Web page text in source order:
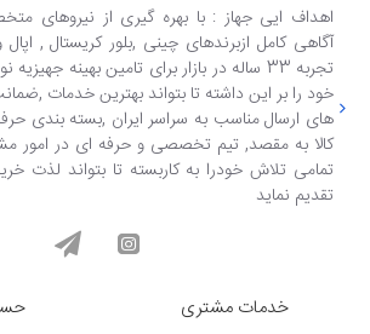
اهداف ایی جهاز : با بهره گیری از نیروهای
آگاهی کامل ازبرندهای چینی ,بلور کریستال ,
تجربه 33 ساله در بازار برای تامین بهینه
خود را بر این داشته تا بتواند بهترین خدمات
های ارسال مناسب به سراسر ایران ,بسته بندی
کالا به مقصد, تیم تخصصی و حرفه ای در امور
تمامی تلاش خودرا به کاربسته تا بتواند لذت
تقدیم نماید
خدمات مشتری